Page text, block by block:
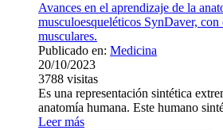
Avances en el aprendizaje de la
musculoesqueléticos SynDaver, con
musculares.
Publicado en: Medicina
20/10/2023
3788 visitas
Es una representación sintética
anatomía humana. Este humano
Leer más